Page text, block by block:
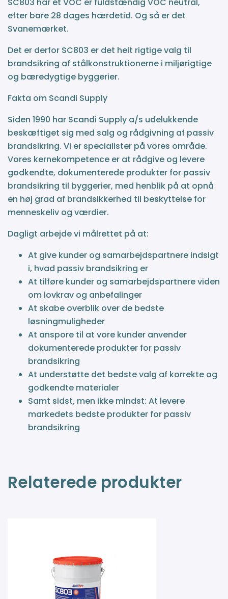
efter bare 28 dages hærdetid. Og så er det
Svanemærket.
Det er derfor SC803 er det helt rigtige valg til
brandsikring af stålkonstruktionerne i miljørigtige
og bæredygtige byggerier.
Fakta om Scandi Supply
Siden 1990 har Scandi Supply a/s udelukkende
beskæftiget sig med salg og rådgivning af passiv
brandsikring. Vi er specialister på vores område.
Vores kernekompetence er at rådgive og levere
godkendte, dokumenterede produkter for passiv
brandsikring til byggerier, med henblik på at opnå
en høj grad af brandsikkerhed til beskyttelse for
menneskeliv og værdier.
Dagligt arbejde vi målrettet på at:
At give kunder og samarbejdspartnere indsigt
i, hvad passiv brandsikring er
At tilføre kunder og samarbejdspartnere viden
om lovkrav og anbefalinger
At skabe overblik over de bedste
løsningmuligheder
At anspore til at vore kunder anvender
dokumenterede produkter for passiv
brandsikring
At understøtte det bedste valg af korrekte og
godkendte materialer
Samt sidst, men ikke mindst: At levere
markedets bedste produkter for passiv
brandsikring
Relaterede produkter